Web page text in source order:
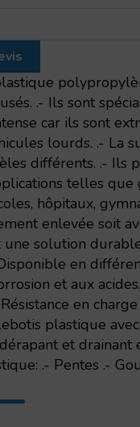
.- Ils sont
car ils sont
lourds. .- La
différents. .- Ils
telles que
hôpitaux,
enlevée soit
solution
en
et aux
en
plastique
et drainant
.- Pentes .-